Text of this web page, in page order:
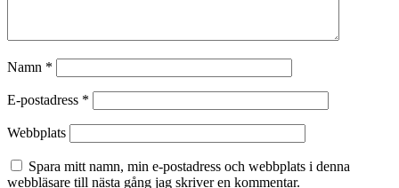
Namn *
E-postadress *
Webbplats
Spara mitt namn, min e-postadress och webbplats i denna
webbläsare till nästa gång jag skriver en kommentar.